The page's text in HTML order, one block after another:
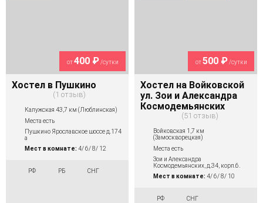
от400 ₽/сутки
Хостел в Пушкино
1 отзыв
Калужская 43,7 км (Люблинская)
Места есть
Пушкино Ярославское шоссе д.174
а
Мест в комнате: 4/ 6/ 8/ 12
РФ РБ СНГ
от500 ₽/сутки
Хостел на Войковской
ул. Зои и Александра
Космодемьянских
51 отзыв
Войковская 1,7 км
(Замоскворецкая)
Места есть
Зои и Александра
Космодемьянских, д.34, корп.6.
Мест в комнате: 4/ 6/ 8/ 10
РФ СНГ